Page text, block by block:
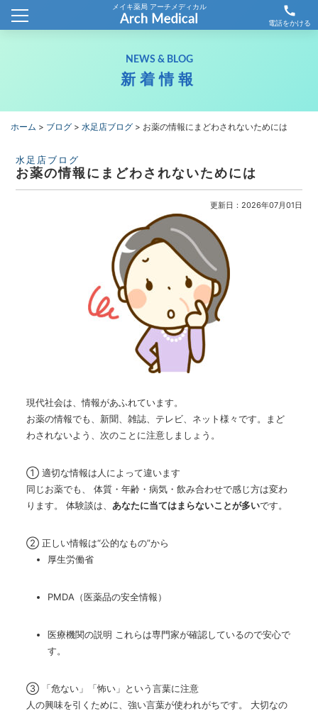
メイキ薬局 アーチメディカル call
電話をかける
ホーム
新着情報
薬局情報
採用情報
お問合せ
NEWS & BLOG
新着情報
ホーム > ブログ > 水足店ブログ > お薬の情報にまどわされないためには
水足店ブログ
お薬の情報にまどわされないためには
更新日：2026年07月01日
現代社会は、情報があふれています。
お薬の情報でも、新聞、雑誌、テレビ、ネット様々です。まど
わされないよう、次のことに注意しましょう。
① 適切な情報は人によって違います
同じお薬でも、 体質・年齢・病気・飲み合わせで感じ方は変わ
ります。 体験談は、 あなたに当てはまらないことが多いです。
② 正しい情報は“公的なもの”から
厚生労働省
PMDA（医薬品の安全情報）
医療機関の説明 これらは専門家が確認しているので安心で
す。
③ 「危ない」「怖い」という言葉に注意
人の興味を引くために、強い言葉が使われがちです。 大切なの